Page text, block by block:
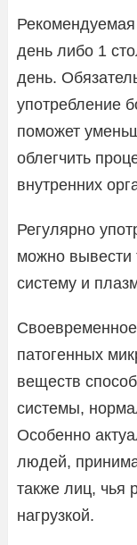
Рекомендуемая
день либо 1
день.
употребление
поможет
облегчить
внутренних
Регулярно
можно вывести
систему и
патогенных
веществ
системы,
Особенно
людей,
также лиц, чья
нагрузкой.